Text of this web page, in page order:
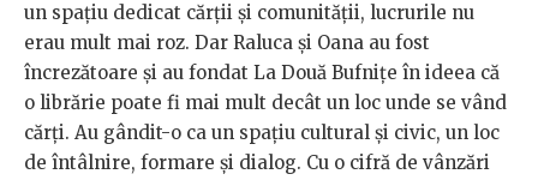
un spațiu dedicat cărții și comunității, lucrurile nu
erau mult mai roz. Dar Raluca și Oana au fost
încrezătoare și au fondat La Două Bufnițe în ideea că
o librărie poate fi mai mult decât un loc unde se vând
cărți. Au gândit-o ca un spațiu cultural și civic, un loc
de întâlnire, formare și dialog. Cu o cifră de vânzări